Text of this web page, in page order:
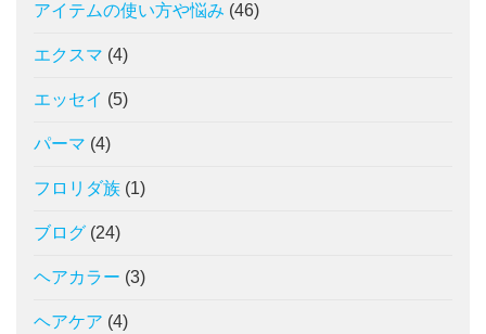
アイテムの使い方や悩み (46)
エクスマ (4)
エッセイ (5)
パーマ (4)
フロリダ族 (1)
ブログ (24)
ヘアカラー (3)
ヘアケア (4)